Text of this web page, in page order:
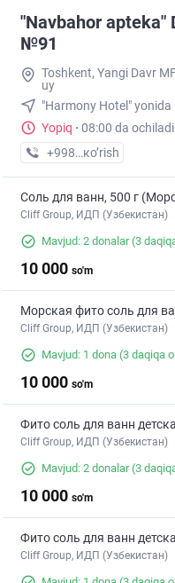
"Navbahor apteka"
№91
Toshkent, Yangi Davr
uy
"Harmony Hotel" yonida
Yopiq · 08:00 da ochiladi
+998 (94) XXX-XX-XX
кo’rish
Соль для ванн, 500 г
Cliff Group, ИДП (Узбекистан)
Mavjud: 2 donalar(3
10 000 so'm
Морская фито соль для
Cliff Group, ИДП (Узбекистан)
Mavjud: 1 dona (3 daqiqa
10 000 so'm
Фито соль для ванн
Cliff Group, ИДП (Узбекистан)
Mavjud: 2 donalar(3
10 000 so'm
Фито соль для ванн
Cliff Group, ИДП (Узбекистан)